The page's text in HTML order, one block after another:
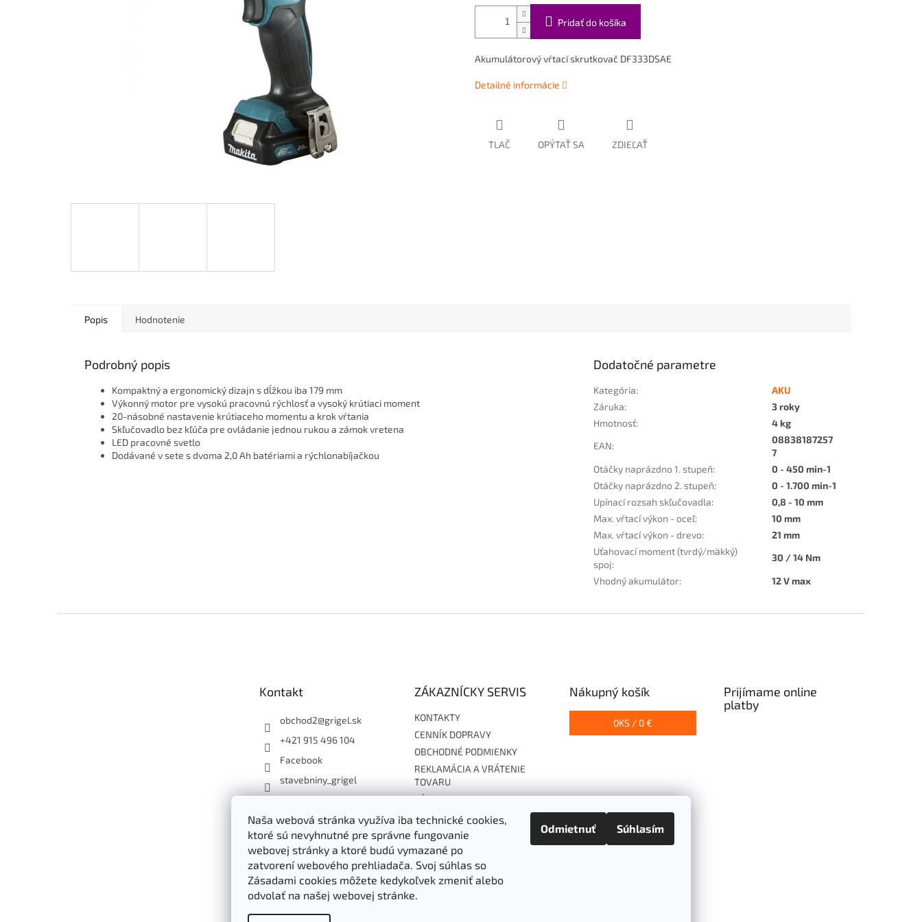
Naša webová stránka využíva iba technické cookies,
ktoré sú nevyhnutné pre správne fungovanie
webovej stránky a ktoré budú vymazané po
zatvorení webového prehliadača. Svoj súhlas so
Zásadami cookies môžete kedykoľvek zmeniť alebo
odvolať na našej webovej stránke.
Odmietnuť Súhlasím
Pridať do košíka
Akumulátorový vŕtací skrutkovač DF333DSAE
Detailné informácie
TLAČ OPÝTAŤ SA ZDIEĽAŤ
Popis Hodnotenie
Podrobný popis
Kompaktný a ergonomický dizajn s dĺžkou iba 179 mm
Výkonný motor pre vysokú pracovnú rýchlosť a vysoký krútiaci moment
20-násobné nastavenie krútiaceho momentu a krok vŕtania
Skľučovadlo bez kľúča pre ovládanie jednou rukou a zámok vretena
LED pracovné svetlo
Dodávané v sete s dvoma 2,0 Ah batériami a rýchlonabíjačkou
Dodatočné parametre
Kategória:
AKU
Záruka:
3 roky
Hmotnosť:
4 kg
EAN:
08838187257
7
Otáčky naprázdno 1. stupeň:
0 - 450 min-1
Otáčky naprázdno 2. stupeň:
0 - 1.700 min-1
Upínací rozsah skľučovadla:
0,8 - 10 mm
Max. vŕtací výkon - oceľ:
10 mm
Max. vŕtací výkon - drevo:
21 mm
Uťahovací moment (tvrdý/mäkký)
spoj:
30 / 14 Nm
Vhodný akumulátor: 12 V max
Kontakt
obchod2@grigel.sk
+421 915 496 104
Facebook
stavebniny_grigel
+421915496104
ZÁKAZNÍCKY SERVIS
KONTAKTY
CENNÍK DOPRAVY
OBCHODNÉ PODMIENKY
REKLAMÁCIA A VRÁTENIE
TOVARU
ZÁSADY OCHRANY
Súhlas so zasielaním EF
Cookies
Hodnotenie obchodu
AKO NAKUPOVAŤ
Nákupný košík
0KS / 0 €
Prijímame online
platby